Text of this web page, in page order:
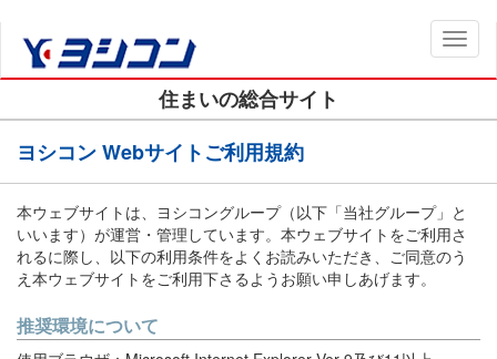
住まいの総合サイト
ヨシコン Webサイトご利用規約
本ウェブサイトは、ヨシコングループ（以下「当社グループ」と
いいます）が運営・管理しています。本ウェブサイトをご利用さ
れるに際し、以下の利用条件をよくお読みいただき、ご同意のう
え本ウェブサイトをご利用下さるようお願い申しあげます。
推奨環境について